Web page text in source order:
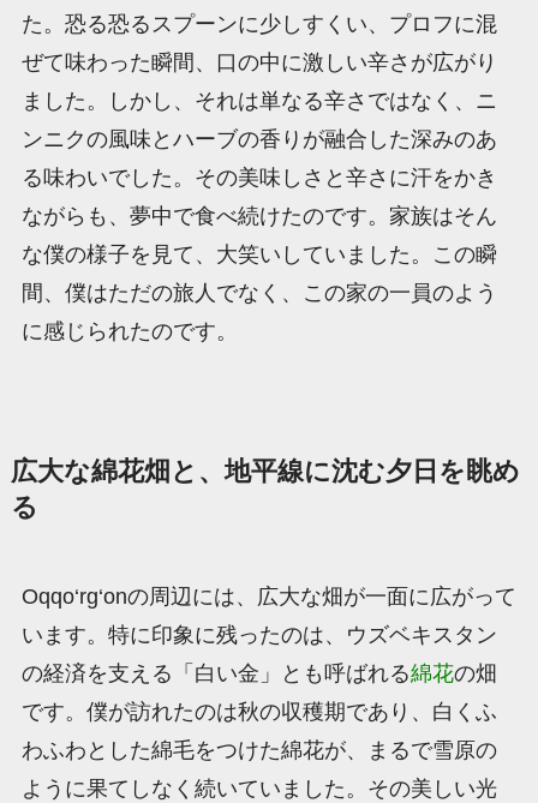
た。恐る恐るスプーンに少しすくい、プロフに混
ぜて味わった瞬間、口の中に激しい辛さが広がり
ました。しかし、それは単なる辛さではなく、ニ
ンニクの風味とハーブの香りが融合した深みのあ
る味わいでした。その美味しさと辛さに汗をかき
ながらも、夢中で食べ続けたのです。家族はそん
な僕の様子を見て、大笑いしていました。この瞬
間、僕はただの旅人でなく、この家の一員のよう
に感じられたのです。
広大な綿花畑と、地平線に沈む夕日を眺め
る
Oqqo‘rg‘onの周辺には、広大な畑が一面に広がって
います。特に印象に残ったのは、ウズベキスタン
の経済を支える「白い金」とも呼ばれる綿花の畑
です。僕が訪れたのは秋の収穫期であり、白くふ
わふわとした綿毛をつけた綿花が、まるで雪原の
ように果てしなく続いていました。その美しい光